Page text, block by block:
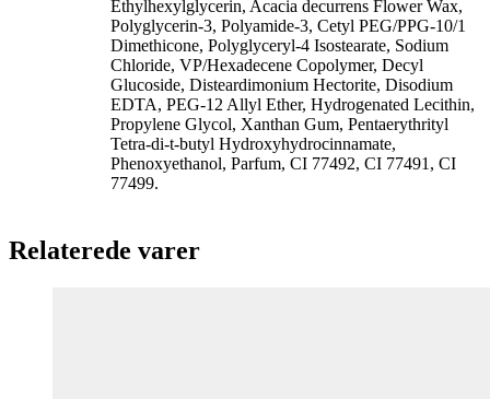
Ethylhexylglycerin, Acacia decurrens Flower Wax,
Polyglycerin-3, Polyamide-3, Cetyl PEG/PPG-10/1
Dimethicone, Polyglyceryl-4 Isostearate, Sodium
Chloride, VP/Hexadecene Copolymer, Decyl
Glucoside, Disteardimonium Hectorite, Disodium
EDTA, PEG-12 Allyl Ether, Hydrogenated Lecithin,
Propylene Glycol, Xanthan Gum, Pentaerythrityl
Tetra-di-t-butyl Hydroxyhydrocinnamate,
Phenoxyethanol, Parfum, CI 77492, CI 77491, CI
77499.
Relaterede varer